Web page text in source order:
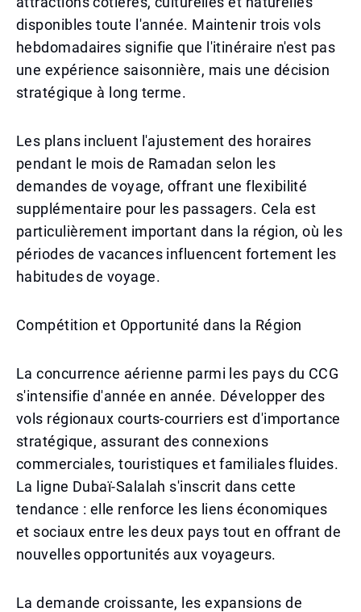
disponibles toute l'année. Maintenir trois vols
hebdomadaires signifie que l'itinéraire n'est pas
une expérience saisonnière, mais une décision
stratégique à long terme.
Les plans incluent l'ajustement des horaires
pendant le mois de Ramadan selon les
demandes de voyage, offrant une flexibilité
supplémentaire pour les passagers. Cela est
particulièrement important dans la région, où les
périodes de vacances influencent fortement les
habitudes de voyage.
Compétition et Opportunité dans la Région
La concurrence aérienne parmi les pays du CCG
s'intensifie d'année en année. Développer des
vols régionaux courts-courriers est d'importance
stratégique, assurant des connexions
commerciales, touristiques et familiales fluides.
La ligne Dubaï-Salalah s'inscrit dans cette
tendance : elle renforce les liens économiques
et sociaux entre les deux pays tout en offrant de
nouvelles opportunités aux voyageurs.
La demande croissante, les expansions de